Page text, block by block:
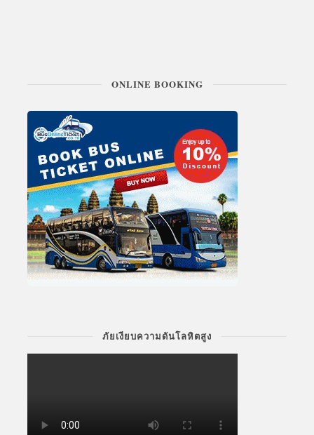
ONLINE BOOKING
ภัยเงียบความดันโลหิตสูง